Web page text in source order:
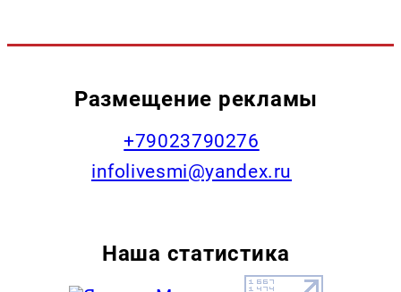
Размещение рекламы
+79023790276
infolivesmi@yandex.ru
Наша статистика